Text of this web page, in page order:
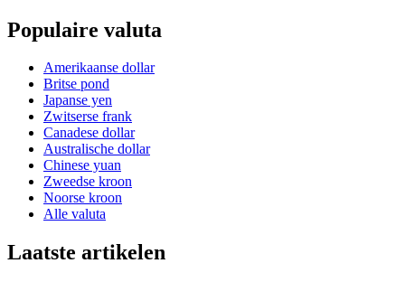
Populaire valuta
Amerikaanse dollar
Britse pond
Japanse yen
Zwitserse frank
Canadese dollar
Australische dollar
Chinese yuan
Zweedse kroon
Noorse kroon
Alle valuta
Laatste artikelen